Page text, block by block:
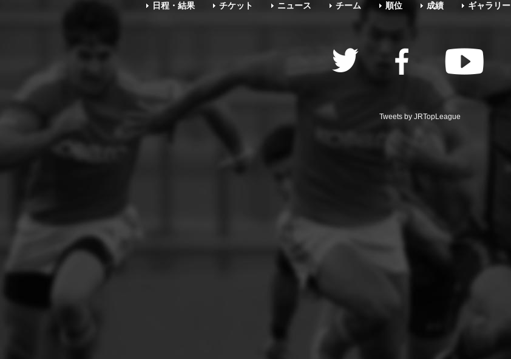
日程・結果 チケット ニュース チーム 順位 成績 ギャラリー
Tweets by JRTopLeague